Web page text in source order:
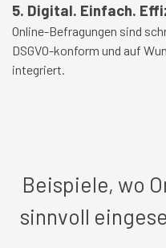
5. Digital. Einfach.
Online-Befragungen sind
DSGVO-konform und auf
integriert.
Beispiele, wo
sinnvoll